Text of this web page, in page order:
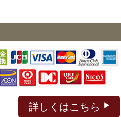
詳しくはこちら